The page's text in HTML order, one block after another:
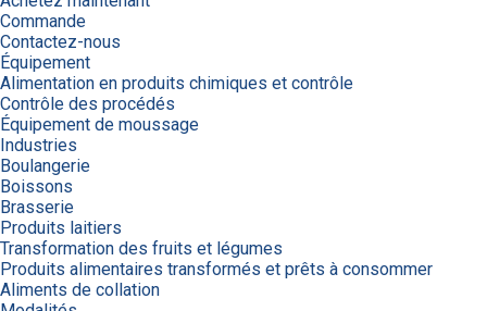
Commande
Contactez-nous
Équipement
Alimentation en produits chimiques et contrôle
Contrôle des procédés
Équipement de moussage
Industries
Boulangerie
Boissons
Brasserie
Produits laitiers
Transformation des fruits et légumes
Produits alimentaires transformés et prêts à consommer
Aliments de collation